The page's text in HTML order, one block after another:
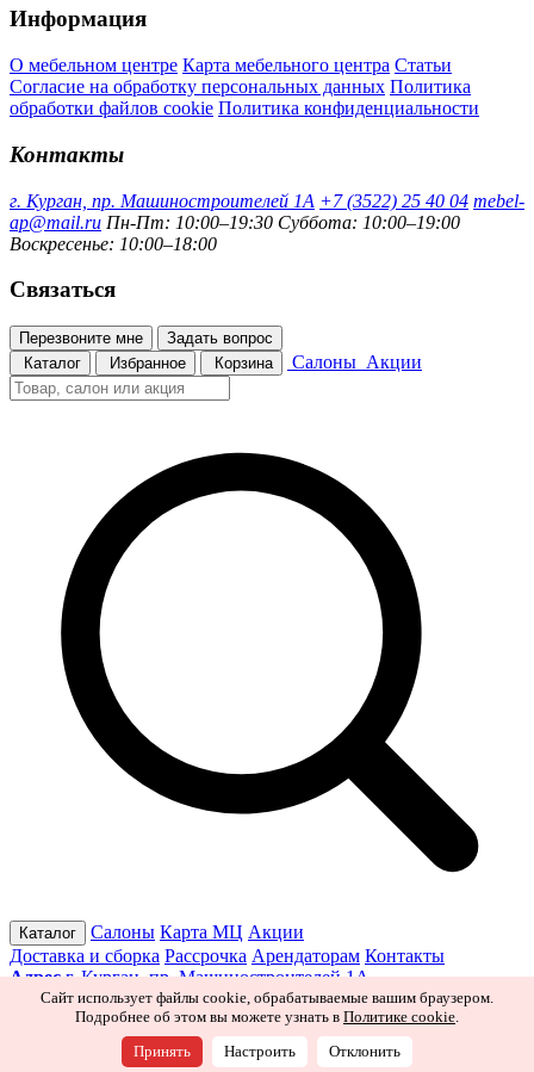
Информация
О мебельном центре Карта мебельного центра Статьи
Согласие на обработку персональных данных Политика
обработки файлов cookie Политика конфиденциальности
Контакты
г. Курган, пр. Машиностроителей 1А +7 (3522) 25 40 04 mebel-
ap@mail.ru Пн-Пт: 10:00–19:30 Суббота: 10:00–19:00
Воскресенье: 10:00–18:00
Связаться
Перезвоните мне
Задать вопрос
Каталог
Избранное Корзина Салоны Акции
Каталог Салоны Карта МЦ Акции
Доставка и сборка Рассрочка Арендаторам Контакты
Адрес г. Курган, пр. Машиностроителей 1А
Режим работы Пн–Пт 10:00–19:30 Сб 10:00–19:00 Вс 10:00–
Ищите нас в соцсетях
Сайт использует файлы cookie, обрабатываемые вашим браузером.
Подробнее об этом вы можете узнать в Политике cookie.
Принять Настроить Отклонить